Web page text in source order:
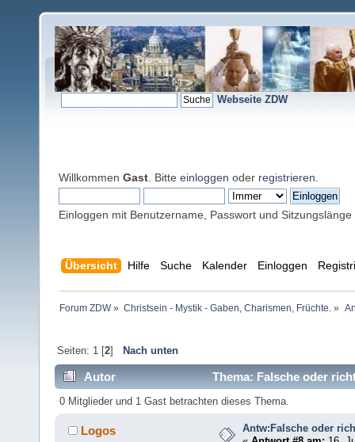
Webseite ZDW
Willkommen Gast . Bitte einloggen oder registrieren
Einloggen mit Benutzername, Passwort und Sitzungslänge
Übersicht Hilfe Suche Kalender Einloggen
Forum ZDW» Christsein - Mystik - Gaben, Charismen, Früchte. »
Seiten: 1[2] Nach unten
Autor Thema: Falsche oder
0 Mitglieder und 1 Gast betrachten dieses Thema.
Logos
Antw:Falsche oder